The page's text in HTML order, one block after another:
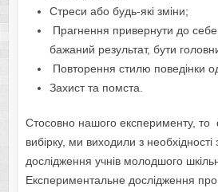
Стреси або будь-які зміни;
Прагнення привернути до себе
бажаний результат, бути
Повторення стилю поведінки
Захист та помста.
Стосовно нашого експерименту,
вибірку, ми виходили з необхідності
дослідження учнів молодшого
Експериментальне дослідження